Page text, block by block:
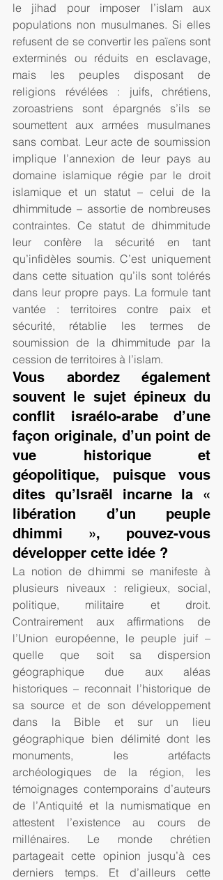
le jihad pour imposer l’islam aux
populations non musulmanes. Si elles
refusent de se convertir les païens sont
exterminés ou réduits en esclavage,
mais les peuples disposant de
religions révélées : juifs, chrétiens,
zoroastriens sont épargnés s’ils se
soumettent aux armées musulmanes
sans combat. Leur acte de soumission
implique l’annexion de leur pays au
domaine islamique régie par le droit
islamique et un statut – celui de la
dhimmitude – assortie de nombreuses
contraintes. Ce statut de dhimmitude
leur confère la sécurité en tant
qu’infidèles soumis. C’est uniquement
dans cette situation qu’ils sont tolérés
dans leur propre pays. La formule tant
vantée : territoires contre paix et
sécurité, rétablie les termes de
soumission de la dhimmitude par la
cession de territoires à l’islam.
Vous abordez également
souvent le sujet épineux du
conflit israélo-arabe d’une
façon originale, d’un point de
vue historique et
géopolitique, puisque vous
dites qu’Israël incarne la «
libération d’un peuple
dhimmi », pouvez-vous
développer cette idée ?
La notion de dhimmi se manifeste à
plusieurs niveaux : religieux, social,
politique, militaire et droit.
Contrairement aux affirmations de
l’Union européenne, le peuple juif –
quelle que soit sa dispersion
géographique due aux aléas
historiques – reconnait l’historique de
sa source et de son développement
dans la Bible et sur un lieu
géographique bien délimité dont les
monuments, les artéfacts
archéologiques de la région, les
témoignages contemporains d’auteurs
de l’Antiquité et la numismatique en
attestent l’existence au cours de
millénaires. Le monde chrétien
partageait cette opinion jusqu’à ces
derniers temps. Et d’ailleurs cette